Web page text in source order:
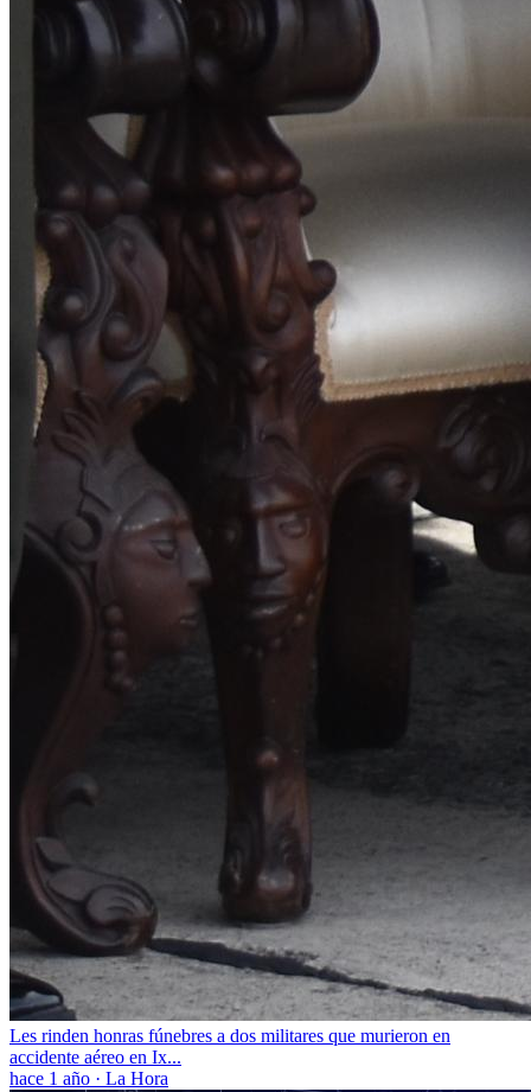
Les rinden honras fúnebres a dos militares que murieron en
accidente aéreo en Ix...
hace 1 año · La Hora